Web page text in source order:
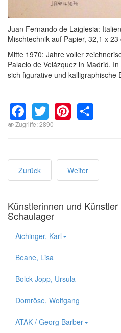
Juan Fernando de Laiglesia:
Mischtechnik auf Papier, 32,1 x
Mitte 1970: Jahre voller
Palacio de Velázquez in Madrid.
sich figurative und kalligraphische
Facebook
Twitter
Zugriffe: 2890
Zurück Weiter
Künstlerinnen und
Schaulager
Aichinger, Karl
Beane, Lisa
Bolck-Jopp, Ursula
Domröse, Wolfgang
ATAK / Georg Barber